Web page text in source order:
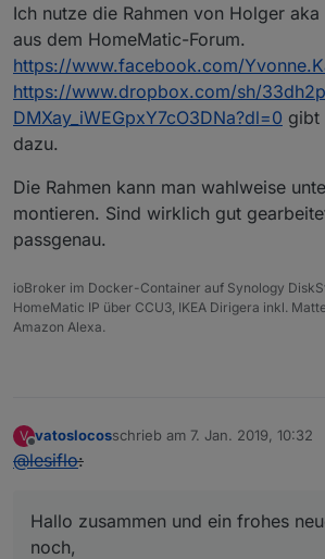
}, 5000); // Verzögert den
setState(
// oder
//
// Setze View auf
setTimeout (
setState("tr-
"pushover"
"/opt/
    timeout =
setTimeout (
setState ("alexa2.0.Echo-
    },
Ich nutze die Rahmen von Holger
aus dem HomeMatic-Forum.
https://www.facebook.com/
https://www.dropbox.com/sh/
DMXay_iWEGpxY7cO3DNa?dl=0 gibt
dazu.
Die Rahmen kann man wahlweise
montieren. Sind wirklich gut
passgenau.
ioBroker im Docker-Container auf Synology
HomeMatic IP über CCU3, IKEA Dirigera inkl.
Amazon Alexa.
V
Offline
vatoslocosschrieb am 7. Jan. 2019, 10:32
zuletzt editiert von
@lesiflo:
Hallo zusammen und ein frohes
noch,